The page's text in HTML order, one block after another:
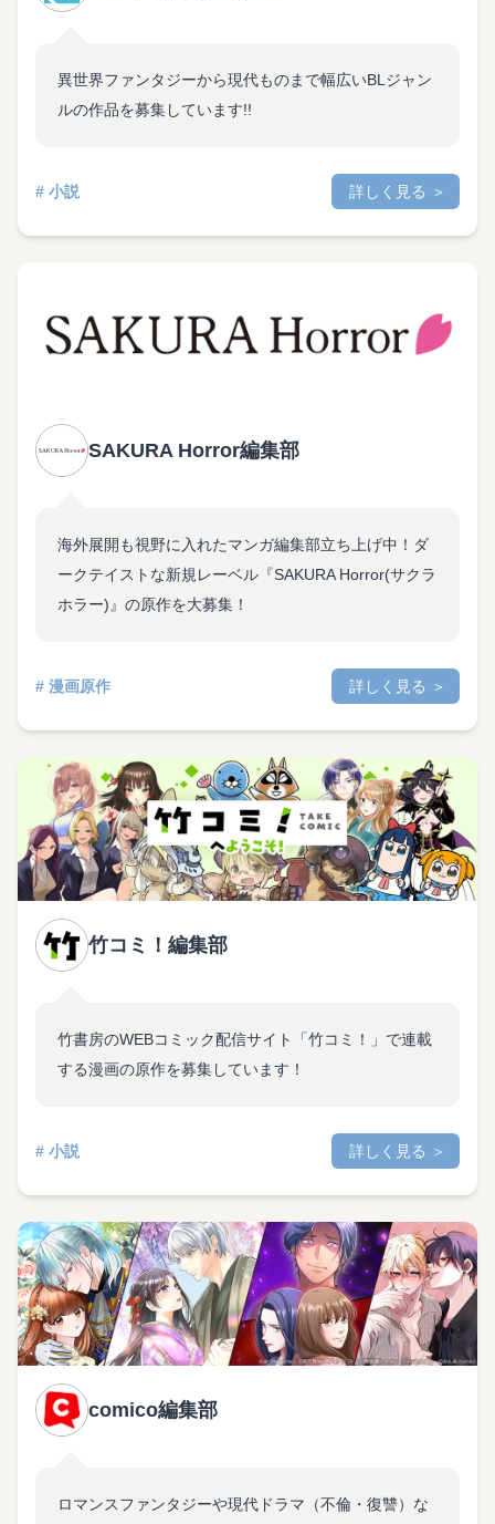
異世界ファンタジーから現代ものまで幅広いBLジャン
ルの作品を募集しています!!
# 小説 詳しく見る ＞
SAKURA Horror編集部
海外展開も視野に入れたマンガ編集部立ち上げ中！ダ
ークテイストな新規レーベル『SAKURA Horror(サクラ
ホラー)』の原作を大募集！
# 漫画原作 詳しく見る ＞
竹コミ！編集部
竹書房のWEBコミック配信サイト「竹コミ！」で連載
する漫画の原作を募集しています！
# 小説 詳しく見る ＞
comico編集部
ロマンスファンタジーや現代ドラマ（不倫・復讐）な